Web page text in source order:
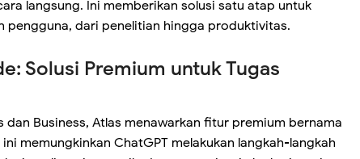
langsung. Ini memberikan solusi satu atap untuk
pengguna, dari penelitian hingga produktivitas.
Solusi Premium untuk Tugas
dan Business, Atlas menawarkan fitur premium bernama
memungkinkan ChatGPT melakukan langkah-langkah